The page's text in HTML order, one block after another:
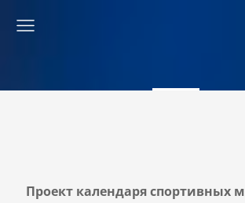
Проект календаря спортивных